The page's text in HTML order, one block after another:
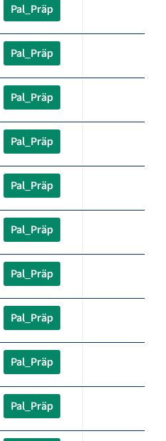
Pal_Präp
Pal_Präp
Pal_Präp
Pal_Präp
Pal_Präp
Pal_Präp
Pal_Präp
Pal_Präp
Pal_Präp
Pal_Präp